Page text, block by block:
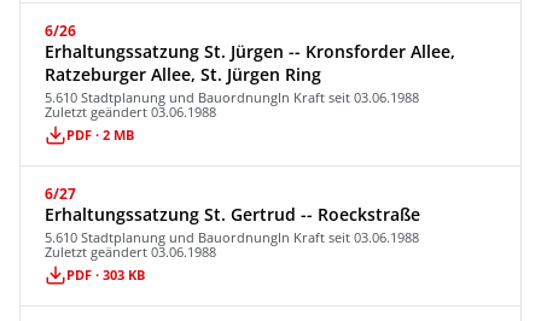
6/26
Erhaltungssatzung St. Jürgen -- Kronsforder Allee,
Ratzeburger Allee, St. Jürgen Ring
5.610 Stadtplanung und BauordnungIn Kraft seit 03.06.1988
Zuletzt geändert 03.06.1988
PDF · 2 MB
6/27
Erhaltungssatzung St. Gertrud -- Roeckstraße
5.610 Stadtplanung und BauordnungIn Kraft seit 03.06.1988
Zuletzt geändert 03.06.1988
PDF · 303 KB